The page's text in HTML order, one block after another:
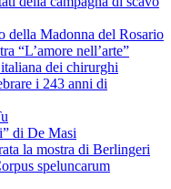
della Madonna del Rosario
“L’amore nell’arte”
dei chirurghi
i 243 anni di
di De Masi
la mostra di Berlingeri
speluncarum